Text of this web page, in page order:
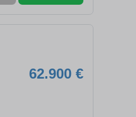
62.900 €